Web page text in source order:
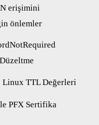
erişimini
önlemler
Linux TTL Değerleri
PFX Sertifika